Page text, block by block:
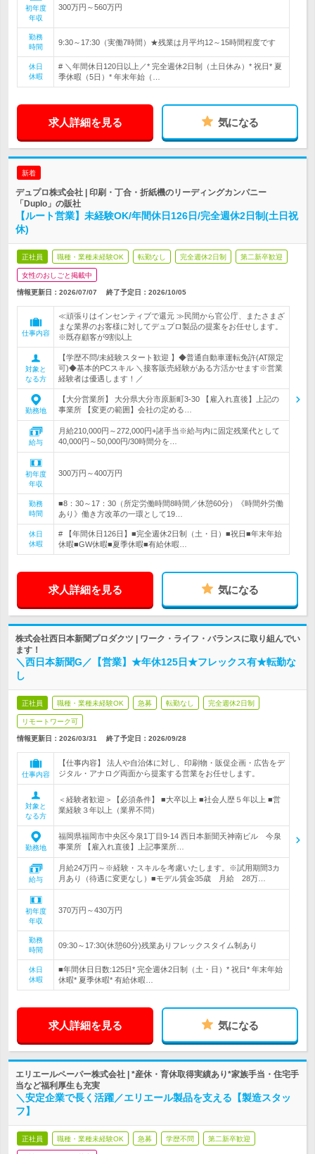
初年度
年収
300万円～560万円
勤務
時間
9:30～17:30（実働7時間）★残業は月平均12～15時間程度です
休日
休暇
# ＼年間休日120日以上／* 完全週休2日制（土日休み）* 祝日* 夏
季休暇（5日）* 年末年始（…
求人詳細を見る 気になる
新着
デュプロ株式会社 | 印刷・丁合・折紙機のリーディングカンパニー
「Duplo」の販社
【ルート営業】未経験OK/年間休日126日/完全週休2日制(土日祝
休)
正社員 職種・業種未経験OK 転勤なし 完全週休2日制 第二新卒歓迎
女性のおしごと掲載中
情報更新日：2026/07/07 終了予定日： 2026/10/05
仕事内容
≪頑張りはインセンティブで還元 ≫民間から官公庁、またさまざ
まな業界のお客様に対してデュプロ製品の提案をお任せします。
※既存顧客が9割以上
対象と
なる方
【学歴不問/未経験スタート歓迎 】◆普通自動車運転免許(AT限定
可)◆基本的PCスキル ＼接客販売経験がある方活かせます※営業
経験者は優遇します！／
勤務地
【大分営業所】 大分県大分市原新町3-30 【雇入れ直後】上記の
事業所 【変更の範囲】会社の定める…
給与
月給210,000円～272,000円+諸手当※給与内に固定残業代として
40,000円～50,000円/30時間分を…
初年度
年収
300万円～400万円
勤務
時間
■8：30～17：30（所定労働時間8時間／休憩60分）《時間外労働
あり》働き方改革の一環として19…
休日
休暇
# 【年間休日126日】■完全週休2日制（土・日）■祝日■年末年始
休暇■GW休暇■夏季休暇■有給休暇…
求人詳細を見る 気になる
株式会社西日本新聞プロダクツ | ワーク・ライフ・バランスに取り組んでい
ます！
＼西日本新聞G／【営業】★年休125日★フレックス有★転勤な
し
正社員 職種・業種未経験OK 急募 転勤なし 完全週休2日制
リモートワーク可
情報更新日：2026/03/31 終了予定日： 2026/09/28
仕事内容
【仕事内容】 法人や自治体に対し、印刷物・販促企画・広告をデ
ジタル・アナログ両面から提案する営業をお任せします。
対象と
なる方
＜経験者歓迎＞【必須条件】 ■大卒以上 ■社会人歴５年以上 ■営
業経験３年以上（業界不問）
勤務地
福岡県福岡市中央区今泉1丁目9-14 西日本新聞天神南ビル 今泉
事業所 【雇入れ直後】上記事業所…
給与
月給24万円～※経験・スキルを考慮いたします。※試用期間3カ
月あり（待遇に変更なし）■モデル賃金35歳 月給 28万…
初年度
年収
370万円～430万円
勤務
時間
09:30～17:30(休憩60分)残業ありフレックスタイム制あり
休日
休暇
■年間休日日数:125日* 完全週休2日制（土・日）* 祝日* 年末年始
休暇* 夏季休暇* 有給休暇…
求人詳細を見る 気になる
エリエールペーパー株式会社 | *産休・育休取得実績あり*家族手当・住宅手
当など福利厚生も充実
＼安定企業で長く活躍／エリエール製品を支える【製造スタッ
フ】
正社員 職種・業種未経験OK 急募 学歴不問 第二新卒歓迎